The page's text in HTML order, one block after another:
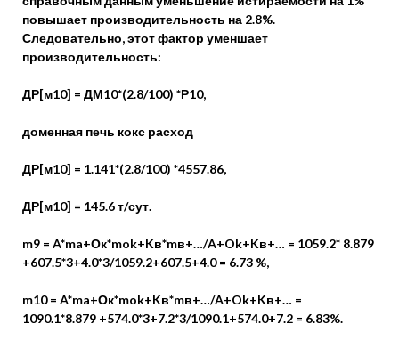
повышает производительность на 2.8%.
Следовательно, этот фактор уменшает
производительность:
ДР[м10] = ДМ10*(2.8/100) *Р10,
доменная печь кокс расход
ДР[м10] = 1.141*(2.8/100) *4557.86,
ДР[м10] = 145.6 т/сут.
m9 = A*ma+Ок*mok+Kв*mв+…/A+Ok+Kв+… = 1059.2* 8.879
+607.5*3+4.0*3/1059.2+607.5+4.0 = 6.73 %,
m10 = A*ma+Ок*mok+Kв*mв+…/A+Ok+Kв+… =
1090.1*8.879 +574.0*3+7.2*3/1090.1+574.0+7.2 = 6.83%.